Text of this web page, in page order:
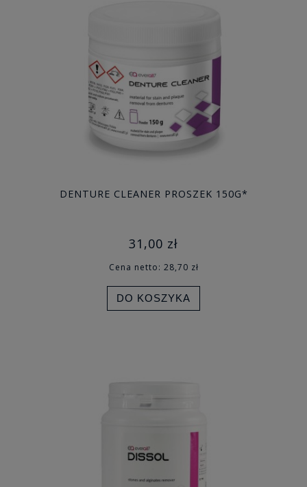
DENTURE CLEANER PROSZEK 150G*
31,00 zł
Cena netto: 28,70 zł
DO KOSZYKA